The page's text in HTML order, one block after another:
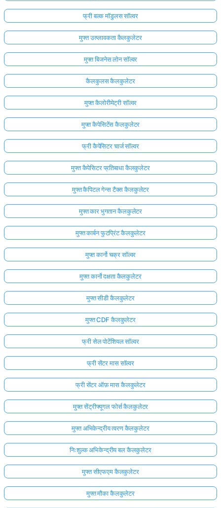
फ्री बल्क मॉडुलस सॉल्वर
मुफ्त उत्प्लावकता कैलकुलेटर
मुफ्त बिजनेस लोन सॉल्वर
कैलकुलस कैलकुलेटर
मुफ्त कैलोरीमेट्री सॉल्वर
मुफ्त कैपेसिटेंस कैलकुलेटर
फ्री कैपेसिटर चार्ज सॉल्वर
मुफ्त कैपेसिटर प्रतिबाधा कैलकुलेटर
मुफ्त कैपिटल गेन्स टैक्स कैलकुलेटर
मुफ्त कार भुगतान कैलकुलेटर
मुफ्त कार्बन फुटप्रिंट कैलकुलेटर
मुफ्त कार्नो चक्र सॉल्वर
मुफ्त कार्नो दक्षता कैलकुलेटर
मुफ्त सीडी कैलकुलेटर
मुफ्त CDF कैलकुलेटर
फ्री सेल पोटेंशियल सॉल्वर
फ्री सेंटर मास सॉल्वर
फ्री सेंटर ऑफ़ मास कैलकुलेटर
मुफ्त सेंट्रीफ्यूगल फोर्स कैलकुलेटर
मुफ्त अभिकेन्द्रीय त्वरण कैलकुलेटर
निःशुल्क अभिकेन्द्रीय बल कैलकुलेटर
मुफ्त सीएफएम कैलकुलेटर
मुफ्त मौका कैलकुलेटर